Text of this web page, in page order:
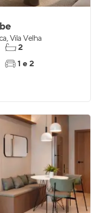
,Vila Velha
2
1 e 2